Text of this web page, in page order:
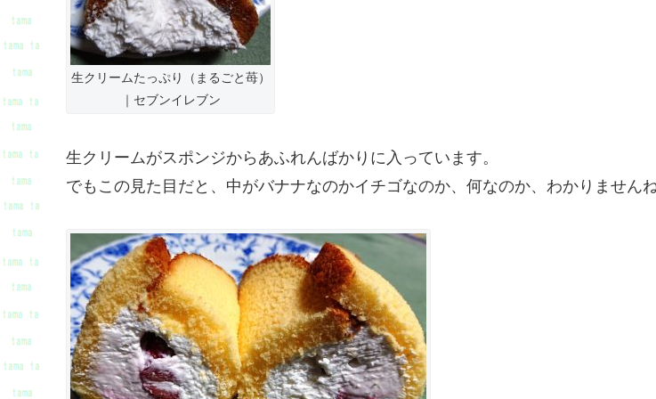
生クリームたっぷり（まるごと苺）
｜セブンイレブン
生クリームがスポンジからあふれんばかりに入っています。
でもこの見た目だと、中がバナナなのかイチゴなのか、何なのか、わかりませんね